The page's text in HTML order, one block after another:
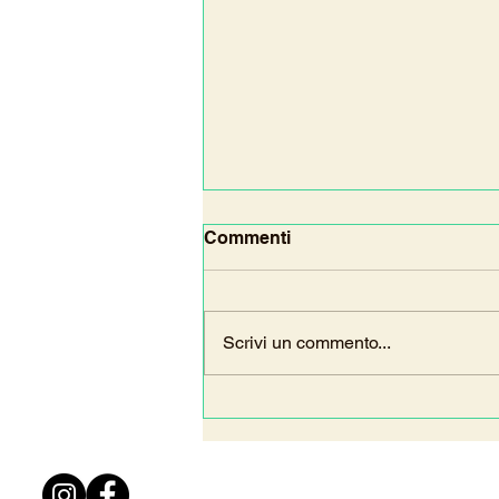
Commenti
Scrivi un commento...